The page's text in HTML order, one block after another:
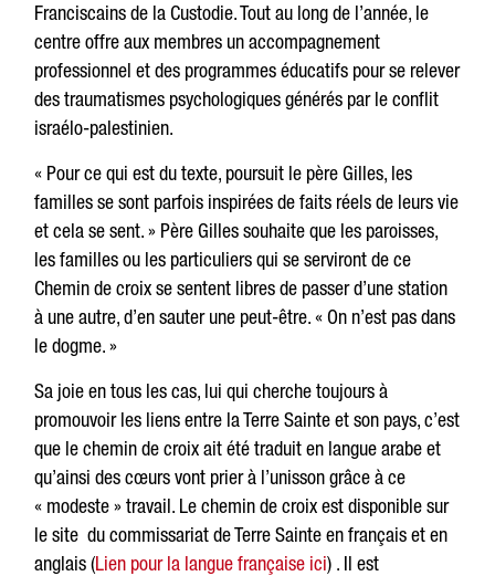
Franciscains de la Custodie. Tout au long de l’année, le
centre offre aux membres un accompagnement
professionnel et des programmes éducatifs pour se relever
des traumatismes psychologiques générés par le conflit
israélo-palestinien.
« Pour ce qui est du texte, poursuit le père Gilles, les
familles se sont parfois inspirées de faits réels de leurs vie
et cela se sent. » Père Gilles souhaite que les paroisses,
les familles ou les particuliers qui se serviront de ce
Chemin de croix se sentent libres de passer d’une station
à une autre, d’en sauter une peut-être. « On n’est pas dans
le dogme. »
Sa joie en tous les cas, lui qui cherche toujours à
promouvoir les liens entre la Terre Sainte et son pays, c’est
que le chemin de croix ait été traduit en langue arabe et
qu’ainsi des cœurs vont prier à l’unisson grâce à ce
« modeste » travail. Le chemin de croix est disponible sur
le site du commissariat de Terre Sainte en français et en
anglais (Lien pour la langue française ici) . Il est